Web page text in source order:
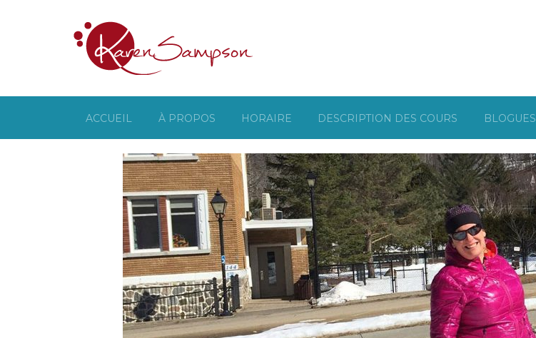
ACCUEIL À PROPOS HORAIRE DESCRIPTION DES COURS BLOGUES